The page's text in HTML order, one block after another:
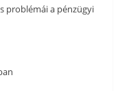
problémái a pénzügyi